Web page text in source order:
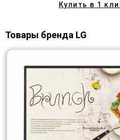
Купить в 1
Товары бренда LG